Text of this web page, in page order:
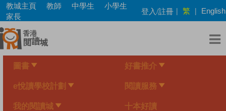
Skip
main
content
教城主頁 教師 中學生
小學生
家長
登入/註冊 | 繁 | English
圖書 好書推介
e悅讀學校計劃 閱讀服務
我的閱讀城 十本好讀